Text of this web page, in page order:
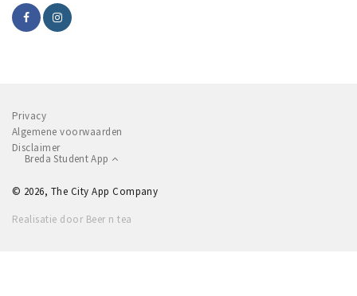
Privacy
Algemene voorwaarden
Disclaimer
Breda Student App
© 2026, The City App Company
Realisatie door Beer n tea